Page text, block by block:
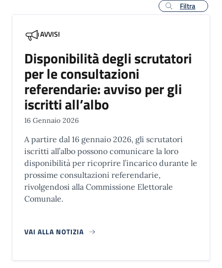
Filtra
AVVISI
Disponibilità degli scrutatori
per le consultazioni
referendarie: avviso per gli
iscritti all’albo
16 Gennaio 2026
A partire dal 16 gennaio 2026, gli scrutatori
iscritti all’albo possono comunicare la loro
disponibilità per ricoprire l’incarico durante le
prossime consultazioni referendarie,
rivolgendosi alla Commissione Elettorale
Comunale.
VAI ALLA NOTIZIA